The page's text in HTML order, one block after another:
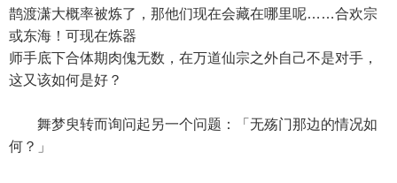
鹊渡潇大概率被炼了，那他们现在会藏在哪里呢……合欢宗
或东海！可现在炼器
师手底下合体期肉傀无数，在万道仙宗之外自己不是对手，
这又该如何是好？
舞梦臾转而询问起另一个问题：「无殇门那边的情况如
何？」